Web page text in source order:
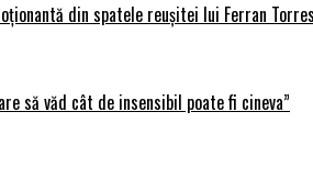
din spatele reușitei lui Ferran
să văd cât de insensibil poate fi cineva”